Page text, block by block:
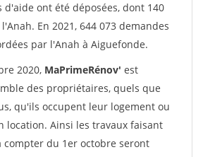
d'aide ont été déposées, dont 140
En 2021, 644 073 demandes
par l'Anah à Aiguefonde.
2020, MaPrimeRénov' est
des propriétaires, quels que
qu'ils occupent leur logement ou
location. Ainsi les travaux faisant
compter du 1er octobre seront